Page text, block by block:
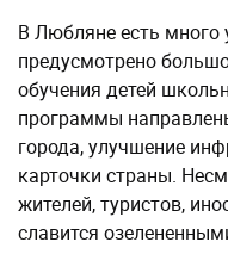
В Любляне есть много
предусмотрено
обучения детей
программы
города, улучшение
карточки страны.
жителей, туристов,
славится